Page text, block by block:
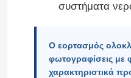
Ζητήστε μια προσφορά
συστήματα
Ο εορτασμός
φωτογραφίσεις με
χαρακτηριστικά